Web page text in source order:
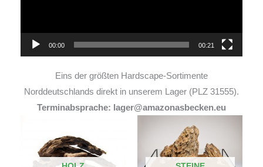
00:00 00:21
Eins der größten Hardscape-Sortimente
Norddeutschlands direkt in unserem Lager (PLZ 31555).
Terminabsprache: lager@amazonasbecken.eu